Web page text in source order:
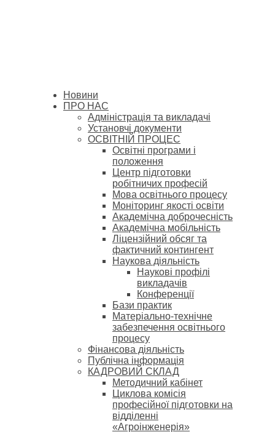
Новини
ПРО НАС
Адміністрація та викладачі
Установчі документи
ОСВІТНІЙ ПРОЦЕС
Освітні програми і
положення
Центр підготовки
робітничих професій
Мова освітнього процесу
Моніторинг якості освіти
Академічна доброчесність
Академічна мобільність
Ліцензійний обсяг та
фактичний контингент
Наукова діяльність
Наукові профілі
викладачів
Конференції
Бази практик
Матеріально-технічне
забезпечення освітнього
процесу
Фінансова діяльність
Публічна інформація
КАДРОВИЙ СКЛАД
Методичний кабінет
Циклова комісія
професійної підготовки на
відділенні
«Агроінженерія»